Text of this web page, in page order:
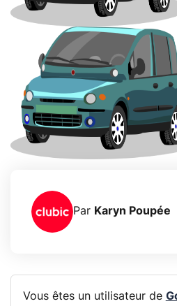
Par Karyn Poupée
Vous êtes un utilisateur de